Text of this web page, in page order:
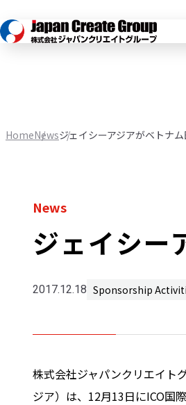
HomeNewsジェイシーアジアがベトナ
News
ジェイシー
2017.12.18 Sponsorship
株式会社ジャパンクリエイト
ジア）は、12月13日にICO国